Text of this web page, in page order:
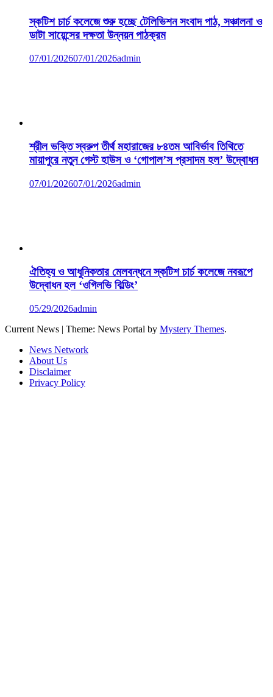
স্কটিশ চার্চ কলেজে শুরু হচ্ছে টেলিভিশন সংবাদ পাঠ, সঞ্চালনা ও
ডাটা সায়েন্সের দক্ষতা উন্নয়ন পাঠক্রম
07/01/202607/01/2026admin
শ্রীল ভক্তি স্বরুপ তীর্থ মহারাজের ৮৪তম আবির্ভাব তিথিতে
মায়াপুরে নতুন গেস্ট হাউস ও ‘গোপাল’স প্রসাদম হল’ উদ্বোধন
07/01/202607/01/2026admin
ঐতিহ্য ও আধুনিকতার মেলবন্ধনে স্কটিশ চার্চ কলেজে নবরূপে
উদ্বোধন হল ‘ওগিলভি বিল্ডিং’
05/29/2026admin
Current News | Theme: News Portal by Mystery Themes.
News Network
About Us
Disclaimer
Privacy Policy